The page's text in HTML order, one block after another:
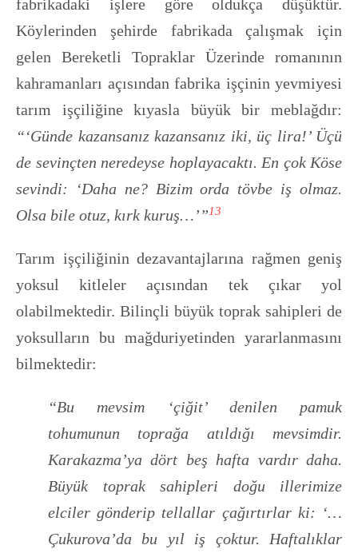
fabrikadaki işlere göre oldukça düşüktür.
Köylerinden şehirde fabrikada çalışmak için
gelen Bereketli Topraklar Üzerinde romanının
kahramanları açısından fabrika işçinin yevmiyesi
tarım işçiliğine kıyasla büyük bir meblağdır:
“‘Günde kazansanız kazansanız iki, üç lira!’ Üçü
de sevinçten neredeyse hoplayacaktı. En çok Köse
sevindi: ‘Daha ne? Bizim orda tövbe iş olmaz.
Olsa bile otuz, kırk kuruş…’”13
Tarım işçiliğinin dezavantajlarına rağmen geniş
yoksul kitleler açısından tek çıkar yol
olabilmektedir. Bilinçli büyük toprak sahipleri de
yoksulların bu mağduriyetinden yararlanmasını
bilmektedir:
“Bu mevsim ‘çiğit’ denilen pamuk
tohumunun toprağa atıldığı mevsimdir.
Karakazma’ya dört beş hafta vardır daha.
Büyük toprak sahipleri doğu illerimize
elciler gönderip tellallar çağırtırlar ki: ‘…
Çukurova’da bu yıl iş çoktur. Haftalıklar